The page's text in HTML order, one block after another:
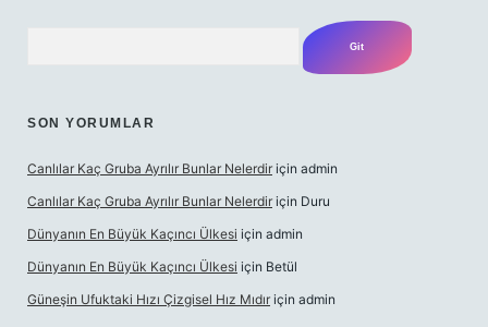
SON YORUMLAR
Canlılar Kaç Gruba Ayrılır Bunlar Nelerdir için admin
Canlılar Kaç Gruba Ayrılır Bunlar Nelerdir için Duru
Dünyanın En Büyük Kaçıncı Ülkesi için admin
Dünyanın En Büyük Kaçıncı Ülkesi için Betül
Güneşin Ufuktaki Hızı Çizgisel Hız Mıdır için admin